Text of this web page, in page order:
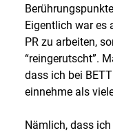
Eigentlich war es
PR zu arbeiten,
“reingerutscht”.
dass ich bei
einnehme als
Nämlich, dass